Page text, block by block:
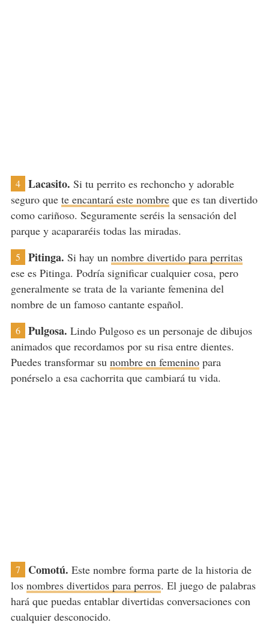
4 Lacasito. Si tu perrito es rechoncho y adorable
seguro que te encantará este nombreque es tan divertido
como cariñoso. Seguramente seréis la sensación del
parque y acapararéis todas las miradas.
5 Pitinga. Si hay un nombre divertido para perritas
ese es Pitinga. Podría significar cualquier cosa, pero
generalmente se trata de la variante femenina del
nombre de un famoso cantante español.
6 Pulgosa. Lindo Pulgoso es un personaje de dibujos
animados que recordamos por su risa entre dientes.
Puedes transformar su nombre en femeninopara
ponérselo a esa cachorrita que cambiará tu vida.
7 Comotú. Este nombre forma parte de la historia de
los nombres divertidos para perros. El juego de palabras
hará que puedas entablar divertidas conversaciones con
cualquier desconocido.